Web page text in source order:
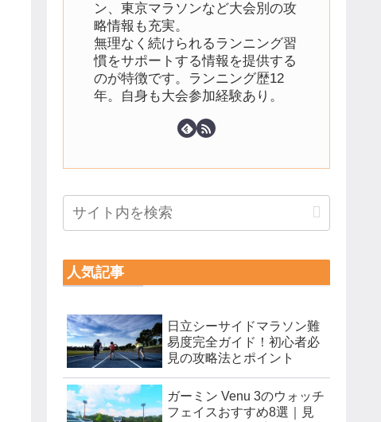
ン、東京マラソンなど大会別の攻
略情報も充実。
無理なく続けられるランニング習
慣をサポートする情報を提供する
のが特徴です。ランニング歴12
年。自身も大会参加経験あり。
人気記事
日立シーサイドマラソン難
易度完全ガイド！初心者必
見の攻略法とポイント
ガーミン Venu 3のウォッチ
フェイスおすすめ8選｜見